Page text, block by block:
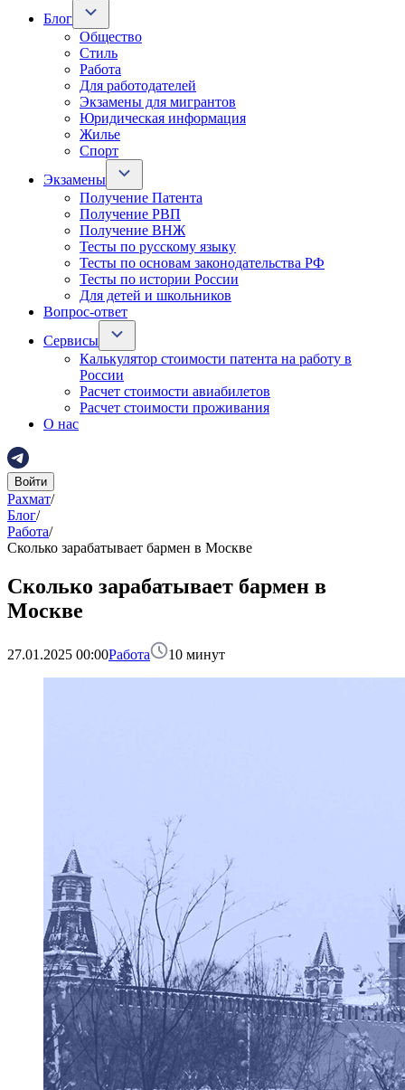
Блог
Общество
Стиль
Работа
Для работодателей
Экзамены для мигрантов
Юридическая информация
Жилье
Спорт
Экзамены
Получение Патента
Получение РВП
Получение ВНЖ
Тесты по русскому языку
Тесты по основам законодательства РФ
Тесты по истории России
Для детей и школьников
Вопрос-ответ
Сервисы
Калькулятор стоимости патента на работу в
России
Расчет стоимости авиабилетов
Расчет стоимости проживания
О нас
Войти
Рахмат/
Блог/
Работа/
Сколько зарабатывает бармен в Москве
Сколько зарабатывает бармен в
Москве
27.01.2025 00:00Работа 10 минут